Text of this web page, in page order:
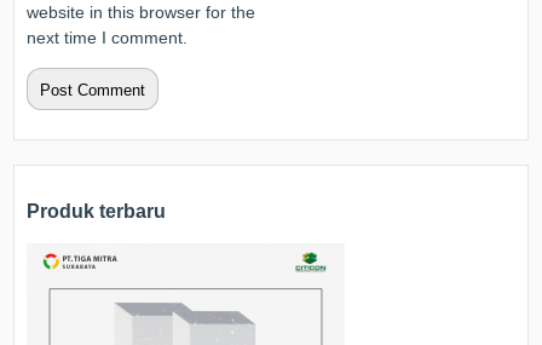
website in this browser for the
next time I comment.
Produk terbaru